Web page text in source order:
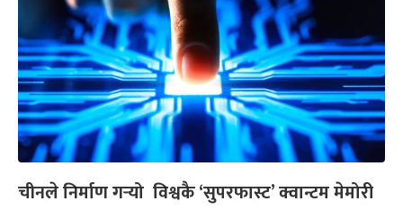
चीनले निर्माण गर्‍यो विश्वकै ‘सुपरफास्ट’ क्वान्टम मेमोरी